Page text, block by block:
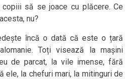
să se joace cu plăcere. Ce
nu?
încă o dată că este o țară
Toți visează la mașini
de parcat, la vile imense, fără
ele, la chefuri mari, la mitinguri de